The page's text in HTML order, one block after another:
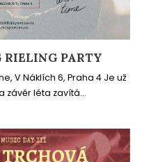
RIELING PARTY
V Náklích 6, Praha 4 Je už
závěr léta zavítá...